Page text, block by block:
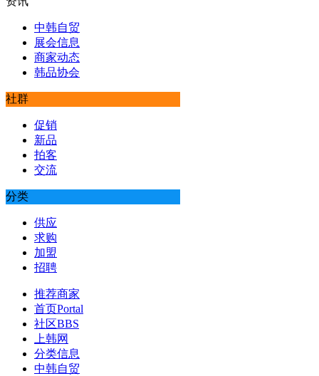
中韩自贸
展会信息
商家动态
韩品协会
社群
促销
新品
拍客
交流
分类
供应
求购
加盟
招聘
推荐商家
首页Portal
社区BBS
上韩网
分类信息
中韩自贸